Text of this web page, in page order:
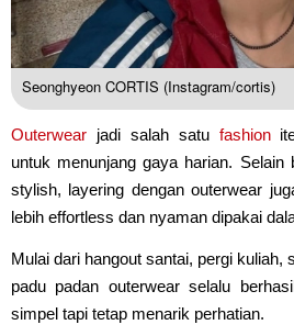
Seonghyeon CORTIS (Instagram/cortis)
Outerwear jadi salah satu fashion
untuk menunjang gaya harian.
stylish, layering dengan outerwear
lebih effortless dan nyaman dipakai
Mulai dari hangout santai, pergi kuliah,
padu padan outerwear selalu
simpel tapi tetap menarik perhatian.